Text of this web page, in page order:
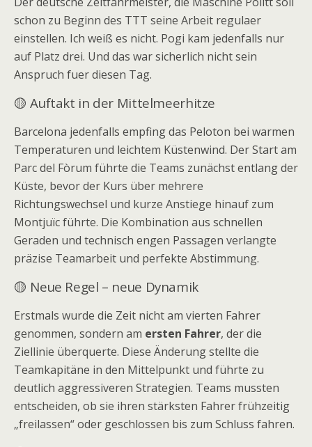
schon zu Beginn des TTT seine Arbeit regulaer
einstellen. Ich weiß es nicht. Pogi kam jedenfalls nur
auf Platz drei. Und das war sicherlich nicht sein
Anspruch fuer diesen Tag.
🟡 Auftakt in der Mittelmeerhitze
Barcelona jedenfalls empfing das Peloton bei warmen
Temperaturen und leichtem Küstenwind. Der Start am
Parc del Fòrum führte die Teams zunächst entlang der
Küste, bevor der Kurs über mehrere
Richtungswechsel und kurze Anstiege hinauf zum
Montjuïc führte. Die Kombination aus schnellen
Geraden und technisch engen Passagen verlangte
präzise Teamarbeit und perfekte Abstimmung.
🟡 Neue Regel – neue Dynamik
Erstmals wurde die Zeit nicht am vierten Fahrer
genommen, sondern am ersten Fahrer, der die
Ziellinie überquerte. Diese Änderung stellte die
Teamkapitäne in den Mittelpunkt und führte zu
deutlich aggressiveren Strategien. Teams mussten
entscheiden, ob sie ihren stärksten Fahrer frühzeitig
„freilassen“ oder geschlossen bis zum Schluss fahren.